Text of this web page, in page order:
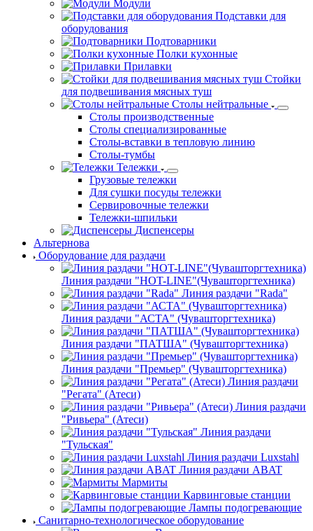
Модули
Подставки для
оборудования
Подтоварники
Полки кухонные
Прилавки
Стойки
для подвешивания мясных туш
Столы нейтральные
Столы производственные
Столы специализированные
Столы-вставки в тепловую линию
Столы-тумбы
Тележки
Грузовые тележки
Для сушки посуды тележки
Сервировочные тележки
Тележки-шпильки
Диспенсеры
Альтернова
Оборудование для раздачи
Линия раздачи "HOT-LINE"(Чувашторгтехника)
Линия раздачи "Rada"
Линия раздачи "АСТА" (Чувашторгтехника)
Линия раздачи "ПАТША" (Чувашторгтехника)
Линия раздачи "Премьер" (Чувашторгтехника)
Линия раздачи
"Регата" (Атеси)
Линия раздачи
"Ривьера" (Атеси)
Линия раздачи
"Тульская"
Линия раздачи Luxstahl
Линия раздачи ABAT
Мармиты
Карвинговые станции
Лампы подогревающие
Санитарно-технологическое оборудование